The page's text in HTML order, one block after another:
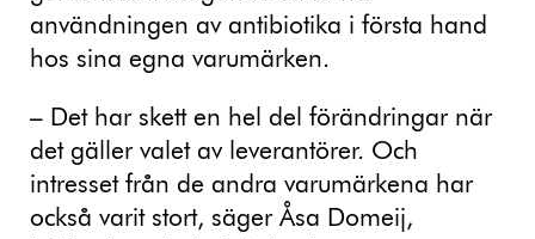
användningen av antibiotika i första hand
hos sina egna varumärken.
– Det har skett en hel del förändringar när
det gäller valet av leverantörer. Och
intresset från de andra varumärkena har
också varit stort, säger Åsa Domeij,